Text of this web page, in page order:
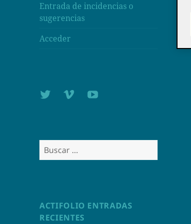
Entrada de incidencias o
sugerencias
Acceder
TwitterVimeoYoutube
Buscar:
ACTIFOLIO ENTRADAS
RECIENTES